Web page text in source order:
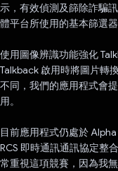
示，有效偵測及篩除詐騙
體平台所使用的基本篩選器
使用圖像辨識功能強化
Talkback 啟用時將圖片轉
不同，我們的應用程式會
用。
目前應用程式仍處於
RCS 即時通訊通訊協定整
常重視這項競賽，因為我